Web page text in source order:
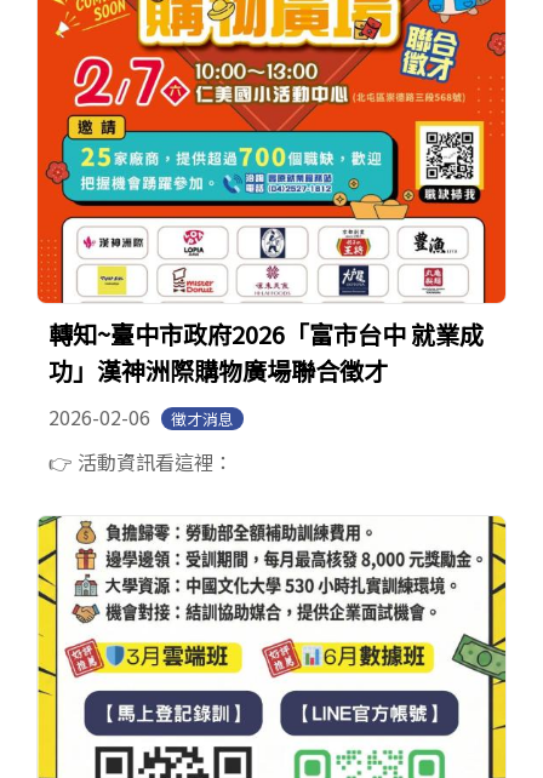
轉知~臺中市政府2026「富市台中 就業成
功」漢神洲際購物廣場聯合徵才
2026-02-06 徵才消息
👉 活動資訊看這裡：